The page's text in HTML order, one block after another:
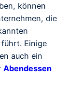
können
die
Einige
auch ein
Abendessen